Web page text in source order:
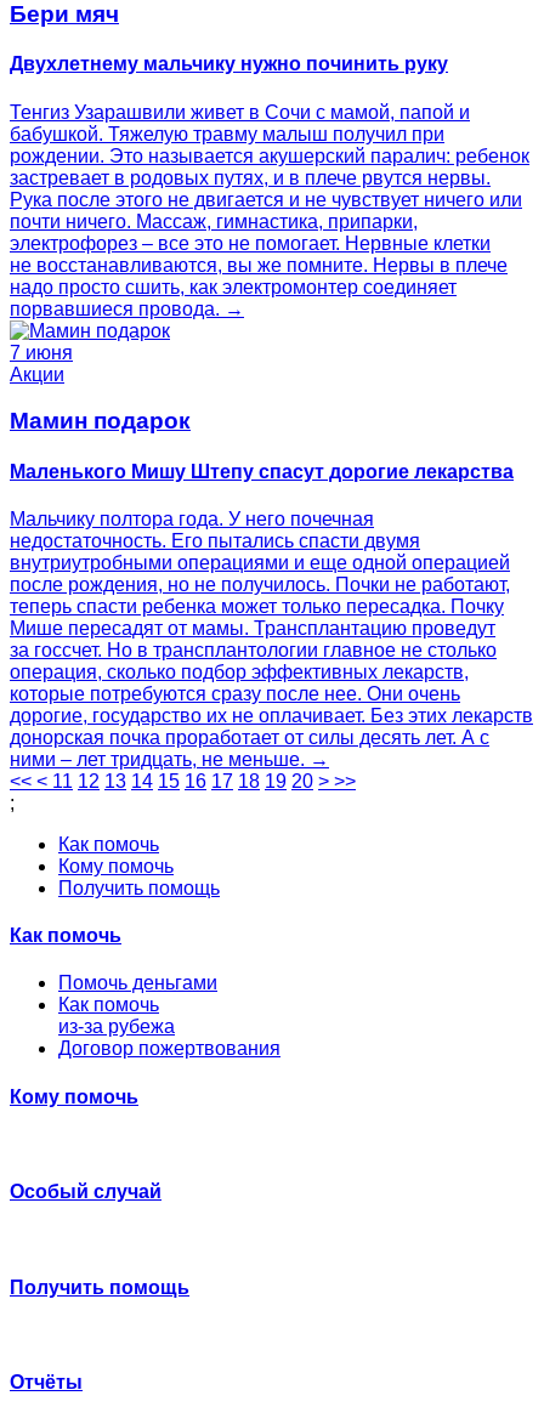
Бери мяч
Двухлетнему мальчику нужно починить руку
Тенгиз Узарашвили живет в Сочи с мамой, папой и
бабушкой. Тяжелую травму малыш получил при
рождении. Это называется акушерский паралич: ребенок
застревает в родовых путях, и в плече рвутся нервы.
Рука после этого не двигается и не чувствует ничего или
почти ничего. Массаж, гимнастика, припарки,
электрофорез – все это не помогает. Нервные клетки
не восстанавливаются, вы же помните. Нервы в плече
надо просто сшить, как электромонтер соединяет
порвавшиеся провода. →
7 июня
Акции
Мамин подарок
Маленького Мишу Штепу спасут дорогие лекарства
Мальчику полтора года. У него почечная
недостаточность. Его пытались спасти двумя
внутриутробными операциями и еще одной операцией
после рождения, но не получилось. Почки не работают,
теперь спасти ребенка может только пересадка. Почку
Мише пересадят от мамы. Трансплантацию проведут
за госсчет. Но в трансплантологии главное не столько
операция, сколько подбор эффективных лекарств,
которые потребуются сразу после нее. Они очень
дорогие, государство их не оплачивает. Без этих лекарств
донорская почка проработает от силы десять лет. А с
ними – лет тридцать, не меньше. →
<< < 11 12 13 14 15 16 17 18 19 20 > >>
;
Как помочь
Кому помочь
Получить помощь
Как помочь
Помочь деньгами
Как помочь
из-за рубежа
Договор пожертвования
Кому помочь
Особый случай
Получить помощь
Отчёты